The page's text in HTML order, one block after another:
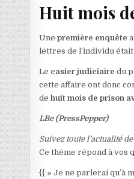
Huit mois
Unepremière enquête
lettres de l’individu
Le casier judiciaire du
cette affaire ont donc
dehuit mois de prison
LBe (PressPepper)
Suivez toute l’actualité
Ce thème répond à vos
{{ » Je ne parlerai qu’à